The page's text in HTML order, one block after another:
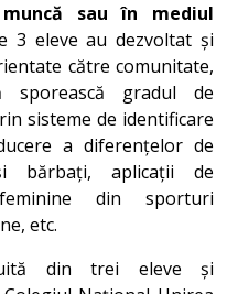
sau în mediul
3 eleve au dezvoltat și
către comunitate,
sporească gradul de
sisteme de identificare
a diferențelor de
bărbați, aplicații de
din sporturi
etc.
din trei eleve și